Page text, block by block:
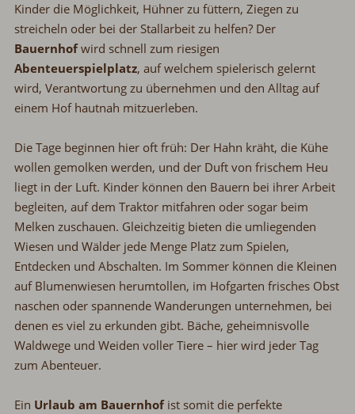
Kinder die Möglichkeit, Hühner zu füttern, Ziegen zu
streicheln oder bei der Stallarbeit zu helfen? Der
Bauernhofwird schnell zum riesigen
Abenteuerspielplatz, auf welchem spielerisch gelernt
wird, Verantwortung zu übernehmen und den Alltag auf
einem Hof hautnah mitzuerleben.
Die Tage beginnen hier oft früh: Der Hahn kräht, die Kühe
wollen gemolken werden, und der Duft von frischem Heu
liegt in der Luft. Kinder können den Bauern bei ihrer Arbeit
begleiten, auf dem Traktor mitfahren oder sogar beim
Melken zuschauen. Gleichzeitig bieten die umliegenden
Wiesen und Wälder jede Menge Platz zum Spielen,
Entdecken und Abschalten. Im Sommer können die Kleinen
auf Blumenwiesen herumtollen, im Hofgarten frisches Obst
naschen oder spannende Wanderungen unternehmen, bei
denen es viel zu erkunden gibt. Bäche, geheimnisvolle
Waldwege und Weiden voller Tiere– hier wird jeder Tag
zum Abenteuer.
Ein Urlaub am Bauernhofist somit die perfekte